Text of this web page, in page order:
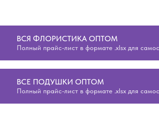
ВСЯ ФЛОРИСТИКА ОПТОМ
Полный прайс-лист в формате .xlsx для
ВСЕ ПОДУШКИ ОПТОМ
Полный прайс-лист в формате .xlsx для